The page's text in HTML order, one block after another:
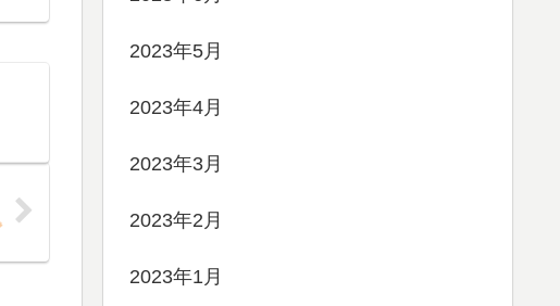
2023年5月
2023年4月
2023年3月
2023年2月
2023年1月